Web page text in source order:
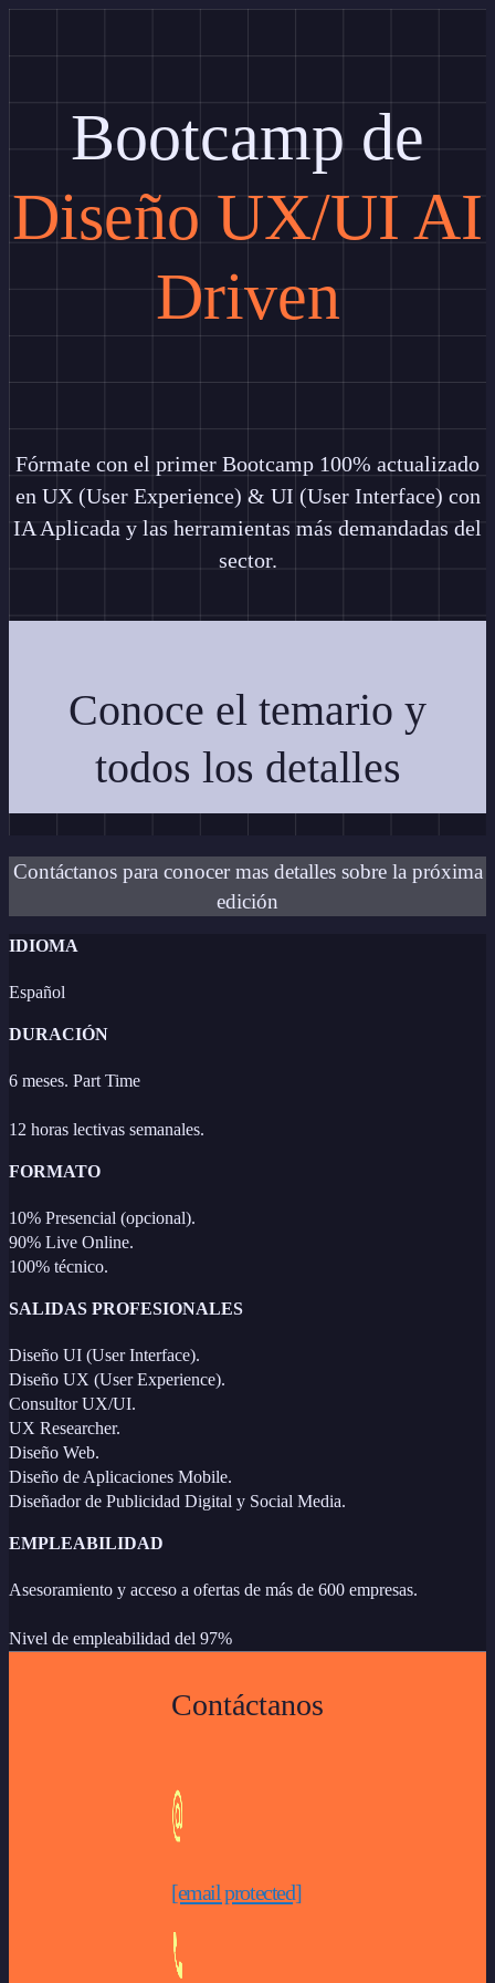
Bootcamp de
Diseño UX/UI AI
Driven
Fórmate con el primer Bootcamp 100% actualizado
en UX (User Experience) & UI (User Interface) con
IA Aplicada y las herramientas más demandadas del
sector.
Conoce el temario y
todos los detalles
Contáctanos para conocer mas detalles sobre la próxima
edición
IDIOMA
Español
DURACIÓN
6 meses. Part Time
12 horas lectivas semanales.
FORMATO
10% Presencial (opcional).
90% Live Online.
100% técnico.
SALIDAS PROFESIONALES
Diseño UI (User Interface).
Diseño UX (User Experience).
Consultor UX/UI.
UX Researcher.
Diseño Web.
Diseño de Aplicaciones Mobile.
Diseñador de Publicidad Digital y Social Media.
EMPLEABILIDAD
Asesoramiento y acceso a ofertas de más de 600 empresas.
Nivel de empleabilidad del 97%
Contáctanos
[email protected]